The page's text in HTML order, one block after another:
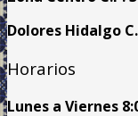
Dolores Hidalgo
Horarios
Lunes a Viernes